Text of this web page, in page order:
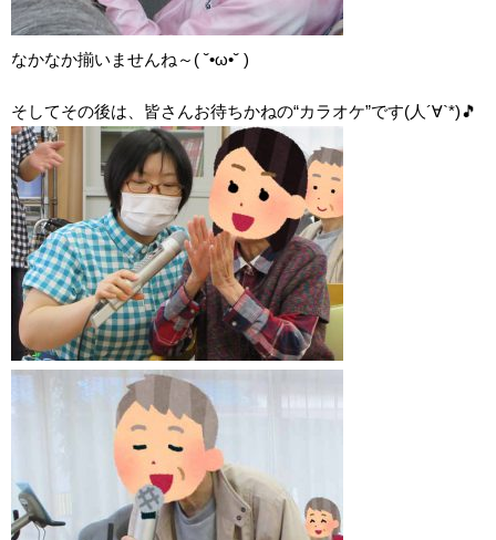
なかなか揃いませんね～( ˘•ω•˘ )
そしてその後は、皆さんお待ちかねの“カラオケ”です(人´∀`*)🎵